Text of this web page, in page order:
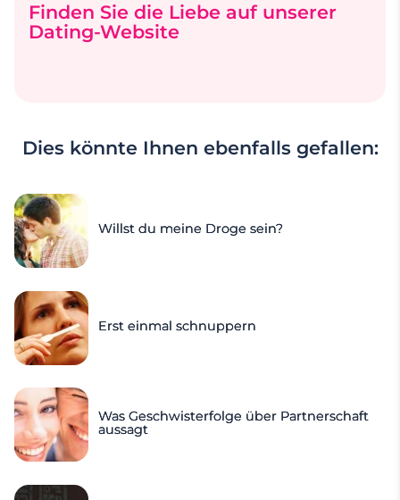
Finden Sie die Liebe auf unserer
Dating-Website
Dies könnte Ihnen ebenfalls gefallen:
Willst du meine Droge sein?
Erst einmal schnuppern
Was Geschwisterfolge über Partnerschaft
aussagt